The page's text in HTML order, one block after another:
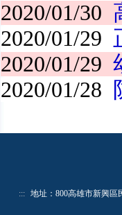
2020/01/30
2020/01/29
2020/01/29
2020/01/28
::: 地址：800高雄市新興區